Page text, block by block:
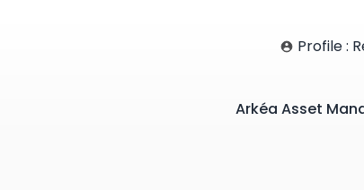
Profile :
Arkéa Asset